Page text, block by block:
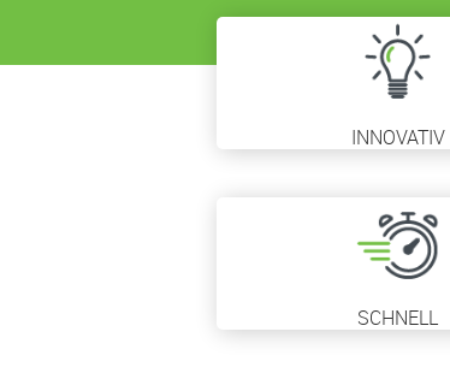
INNOVATIV
SCHNELL